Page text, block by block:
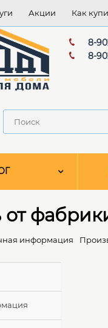
Акции Как
8-
8-
информация